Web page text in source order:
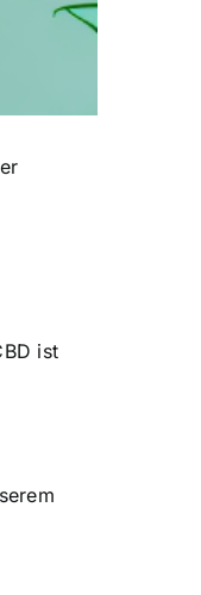
ist